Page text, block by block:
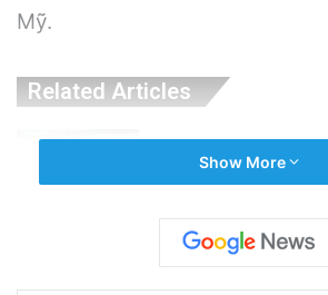
Mỹ.
Related Articles
Cuộc đời của Nhà
20 hours ago
Khám Phá Máy Đào
Show More